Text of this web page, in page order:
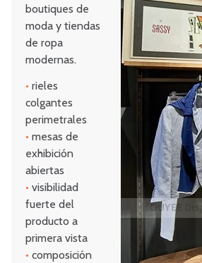
boutiques de
moda y tiendas
de ropa
modernas.
• rieles
colgantes
perimetrales
• mesas de
exhibición
abiertas
• visibilidad
fuerte del
producto a
primera vista
• composición